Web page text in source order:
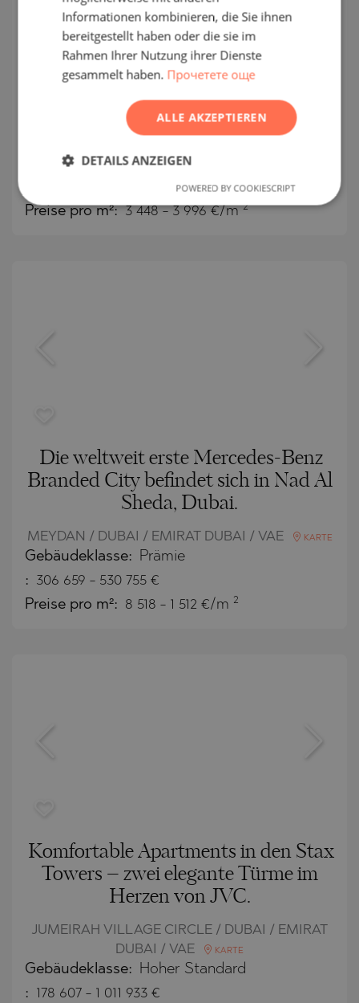
Komfortable Apartments in
Verdan1a, günstig gelegen in DLRC,
DUBAILAND / DUBAI / EMIRAT DUBAI / VAE
Gebäudeklasse: Hoher Standard
Preise pro m²: 3 448 - 3 996 €/m2
Die weltweit erste Mercedes-Benz
Branded City befindet sich in Nad Al
Sheda, Dubai.
MEYDAN / DUBAI / EMIRAT DUBAI / VAE KARTE
Gebäudeklasse: Prämie
: 306 659 - 530 755 €
Preise pro m²: 8 518 - 1 512 €/m 2
Komfortable Apartments in den Stax
Towers – zwei elegante Türme im
Herzen von JVC.
JUMEIRAH VILLAGE CIRCLE / DUBAI / EMIRAT
DUBAI / VAE
KARTE
Gebäudeklasse: Hoher Standard
: 178 607 - 1 011 933 €
ROMANIAN
Informationen kombinieren, die Sie ihnen
bereitgestellt haben oder die sie im
Rahmen Ihrer Nutzung ihrer Dienste
gesammelt haben. Прочетете още
ALLE AKZEPTIEREN
DETAILS ANZEIGEN
POWERED BY COOKIESCRIPT